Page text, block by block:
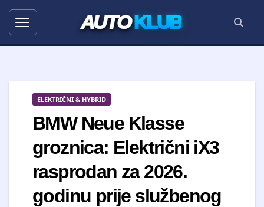
AUTOKLUB
ELEKTRIČNI & HYBRID
BMW Neue Klasse
groznica: Električni iX3
rasprodan za 2026.
godinu prije službenog